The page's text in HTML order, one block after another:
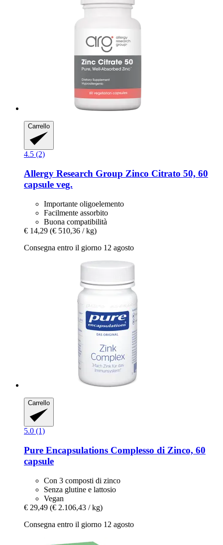
Carrello
4.5 (2)
Allergy Research Group Zinco Citrato 50, 60
capsule veg.
Importante oligoelemento
Facilmente assorbito
Buona compatibilità
€ 14,29 (€ 510,36 / kg)
Consegna entro il giorno 12 agosto
Carrello
5.0 (1)
Pure Encapsulations Complesso di Zinco, 60
capsule
Con 3 composti di zinco
Senza glutine e lattosio
Vegan
€ 29,49 (€ 2.106,43 / kg)
Consegna entro il giorno 12 agosto